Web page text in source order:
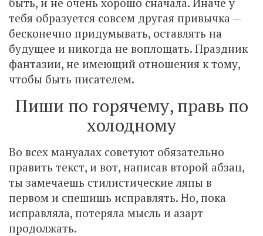
тебя образуется совсем другая привычка —
бесконечно придумывать, оставлять на
будущее и никогда не воплощать. Праздник
фантазии, не имеющий отношения к тому,
чтобы быть писателем.
Пиши по горячему, правь по
холодному
Во всех мануалах советуют обязательно
править текст, и вот, написав второй абзац,
ты замечаешь стилистические ляпы в
первом и спешишь исправлять. Но, пока
исправляла, потеряла мысль и азарт
продолжать.